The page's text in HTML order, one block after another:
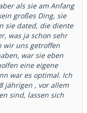
als sie am Anfang
großes Ding, sie
sie dated, die diente
was ja schon sehr
wir uns getroffen
war sie eben
eine eigene
war es optimal. Ich
jährigen , vor allem
sind, lassen sich